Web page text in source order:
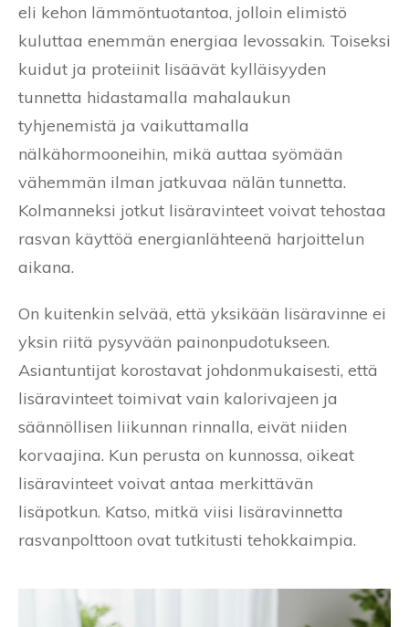
eli kehon lämmöntuotantoa, jolloin elimistö
kuluttaa enemmän energiaa levossakin. Toiseksi
kuidut ja proteiinit lisäävät kylläisyyden
tunnetta hidastamalla mahalaukun
tyhjenemistä ja vaikuttamalla
nälkähormooneihin, mikä auttaa syömään
vähemmän ilman jatkuvaa nälän tunnetta.
Kolmanneksi jotkut lisäravinteet voivat tehostaa
rasvan käyttöä energianlähteenä harjoittelun
aikana.
On kuitenkin selvää, että yksikään lisäravinne ei
yksin riitä pysyvään painonpudotukseen.
Asiantuntijat korostavat johdonmukaisesti, että
lisäravinteet toimivat vain kalorivajeen ja
säännöllisen liikunnan rinnalla, eivät niiden
korvaajina. Kun perusta on kunnossa, oikeat
lisäravinteet voivat antaa merkittävän
lisäpotkun. Katso, mitkä viisi lisäravinnetta
rasvanpolttoon ovat tutkitusti tehokkaimpia.